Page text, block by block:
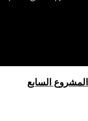
المشروع السابع